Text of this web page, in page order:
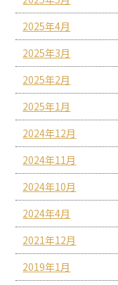
2025年4月
2025年3月
2025年2月
2025年1月
2024年12月
2024年11月
2024年10月
2024年4月
2021年12月
2019年1月